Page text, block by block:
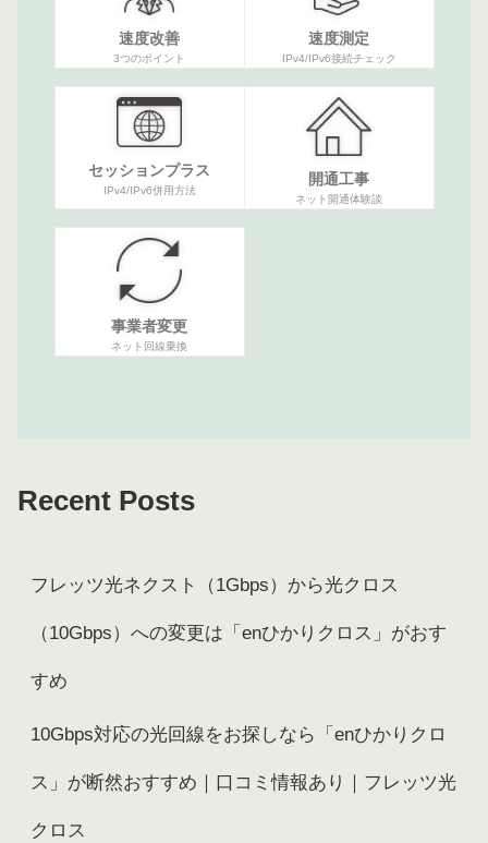
速度改善
3つのポイント
速度測定
IPv4/IPv6接続チェック
セッションプラス
IPv4/IPv6併用方法
開通工事
ネット開通体験談
事業者変更
ネット回線乗換
Recent Posts
フレッツ光ネクスト（1Gbps）から光クロス
（10Gbps）への変更は「enひかりクロス」がおす
すめ
10Gbps対応の光回線をお探しなら「enひかりクロ
ス」が断然おすすめ｜口コミ情報あり｜フレッツ光
クロス